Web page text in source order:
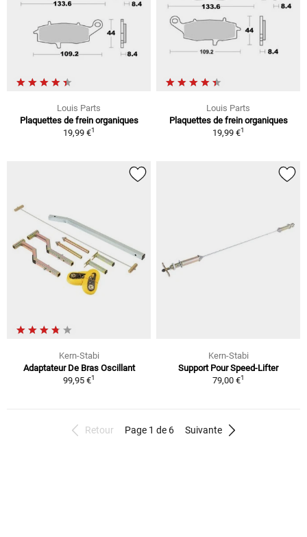
Louis Parts
Plaquettes de frein organiques
19,99 €1
Louis Parts
Plaquettes de frein organiques
19,99 €1
Kern-Stabi
Adaptateur De Bras Oscillant
99,95 €1
Kern-Stabi
Support Pour Speed-Lifter
79,00 €1
Retour Page 1 de 6 Suivante